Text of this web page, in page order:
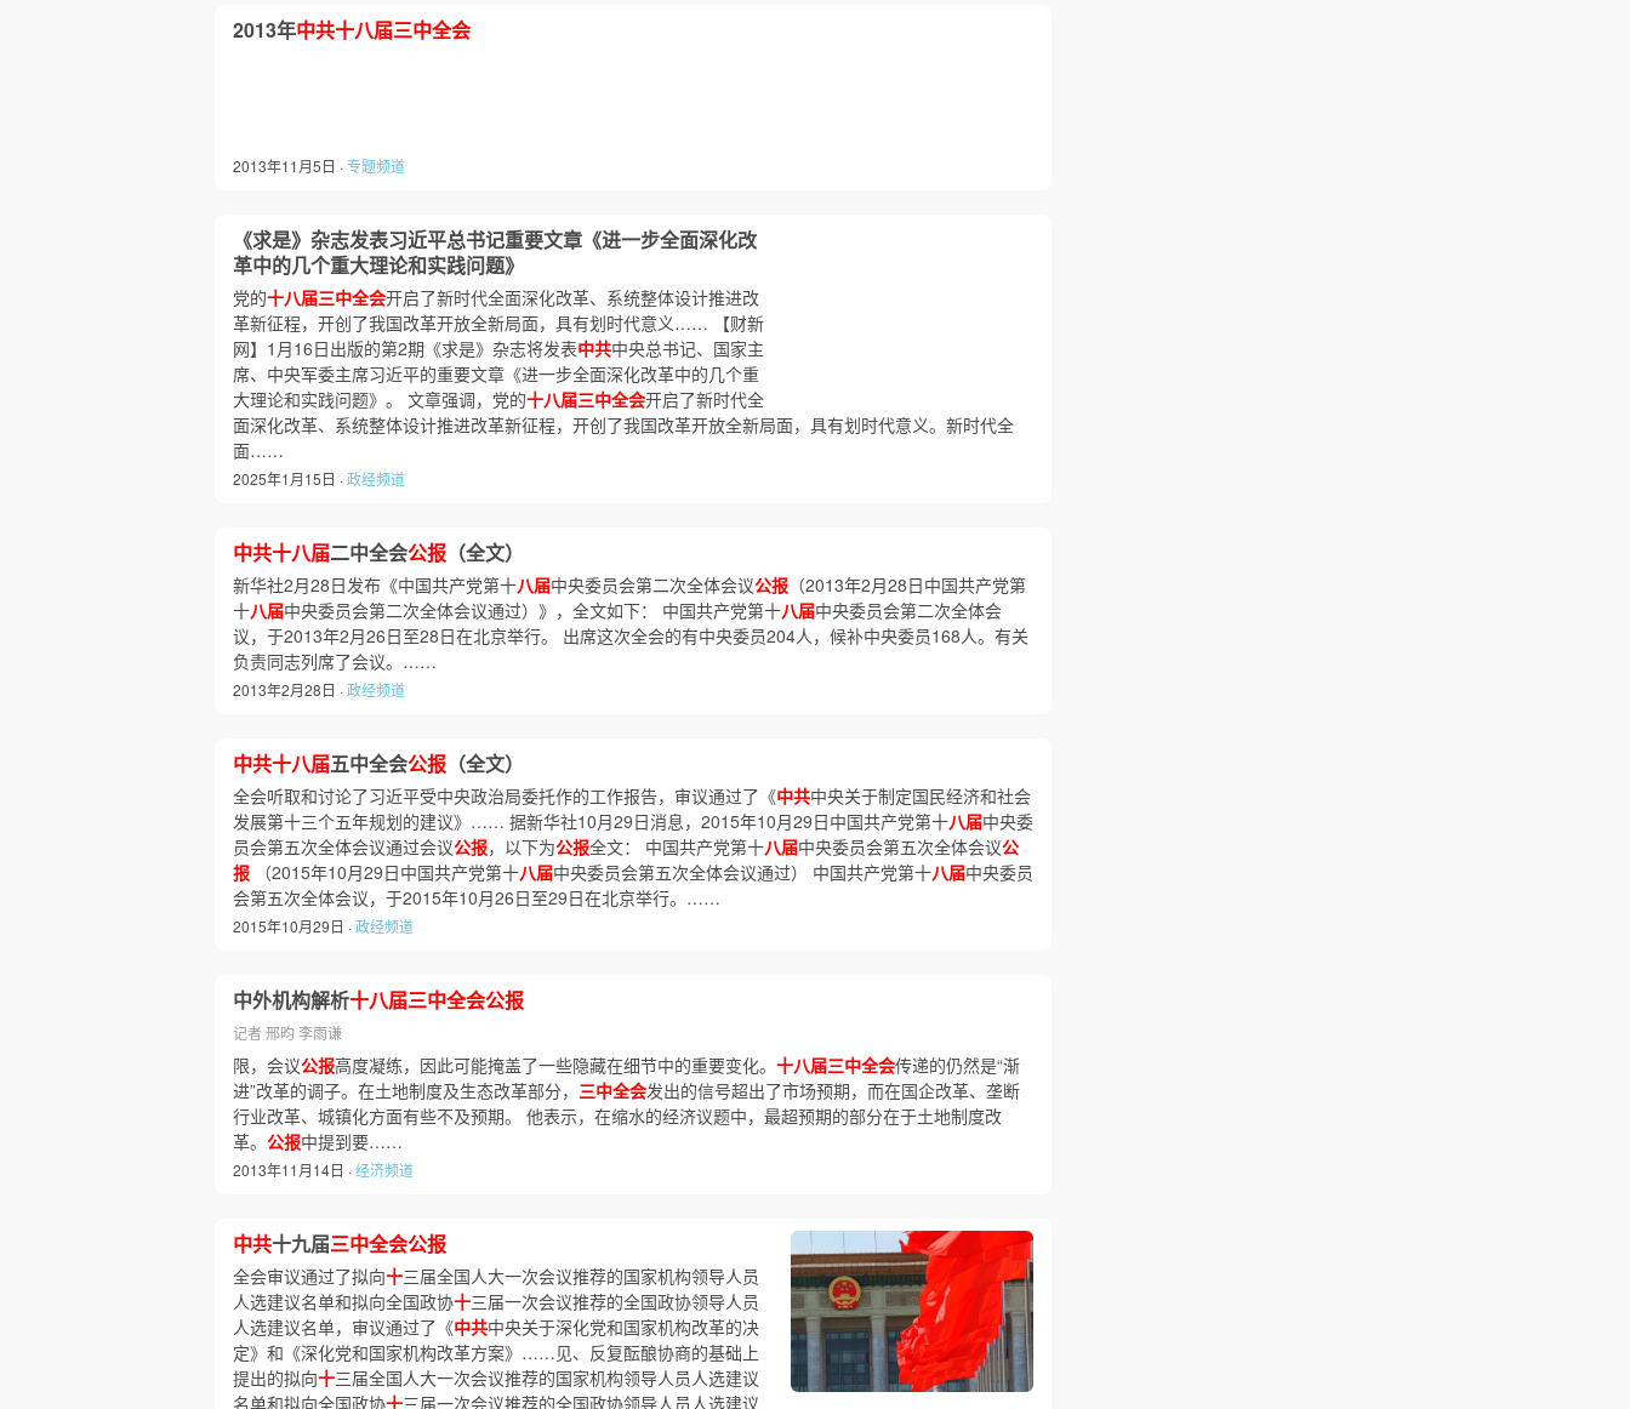
2013年中共十八届三中全会
2013年11月5日 ·专题频道
《求是》杂志发表习近平总书记重要文章《进一步全面深化改
革中的几个重大理论和实践问题》
党的十八届三中全会开启了新时代全面深化改革、系统整体设计推进改
革新征程，开创了我国改革开放全新局面，具有划时代意义…… 【财新
网】1月16日出版的第2期《求是》杂志将发表中共中央总书记、国家主
席、中央军委主席习近平的重要文章《进一步全面深化改革中的几个重
大理论和实践问题》。 文章强调，党的十八届三中全会开启了新时代全
面深化改革、系统整体设计推进改革新征程，开创了我国改革开放全新局面，具有划时代意义。新时代全
面……
2025年1月15日 ·政经频道
中共十八届二中全会公报 （全文）
新华社2月28日发布《中国共产党第十八届中央委员会第二次全体会议公报 （2013年2月28日中国共产党第
十八届中央委员会第二次全体会议通过）》，全文如下： 中国共产党第十八届中央委员会第二次全体会
议，于2013年2月26日至28日在北京举行。 出席这次全会的有中央委员204人，候补中央委员168人。有关
负责同志列席了会议。……
2013年2月28日 ·政经频道
中共十八届五中全会公报 （全文）
全会听取和讨论了习近平受中央政治局委托作的工作报告，审议通过了《中共中央关于制定国民经济和社会
发展第十三个五年规划的建议》…… 据新华社10月29日消息，2015年10月29日中国共产党第十八届中央委
员会第五次全体会议通过会议公报，以下为公报全文： 中国共产党第十八届中央委员会第五次全体会议公
报 （2015年10月29日中国共产党第十八届中央委员会第五次全体会议通过） 中国共产党第十八届中央委员
会第五次全体会议，于2015年10月26日至29日在北京举行。……
2015年10月29日 ·政经频道
中外机构解析十八届三中全会公报
记者 邢昀 李雨谦
限，会议公报高度凝练，因此可能掩盖了一些隐藏在细节中的重要变化。 十八届三中全会传递的仍然是“渐
进”改革的调子。在土地制度及生态改革部分， 三中全会发出的信号超出了市场预期，而在国企改革、垄断
行业改革、城镇化方面有些不及预期。 他表示，在缩水的经济议题中，最超预期的部分在于土地制度改
革。 公报中提到要……
2013年11月14日 ·经济频道
中共十九届三中全会公报
全会审议通过了拟向十三届全国人大一次会议推荐的国家机构领导人员
人选建议名单和拟向全国政协十三届一次会议推荐的全国政协领导人员
人选建议名单，审议通过了《中共中央关于深化党和国家机构改革的决
定》和《深化党和国家机构改革方案》……见、反复酝酿协商的基础上
提出的拟向十三届全国人大一次会议推荐的国家机构领导人员人选建议
名单和拟向全国政协十三届一次会议推荐的全国政协领导人员人选建议